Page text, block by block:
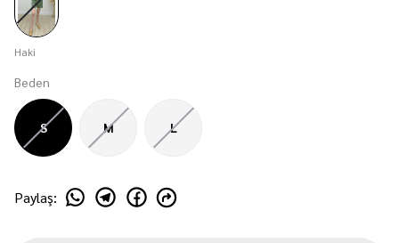
Haki
Beden
S M L
Paylaş: